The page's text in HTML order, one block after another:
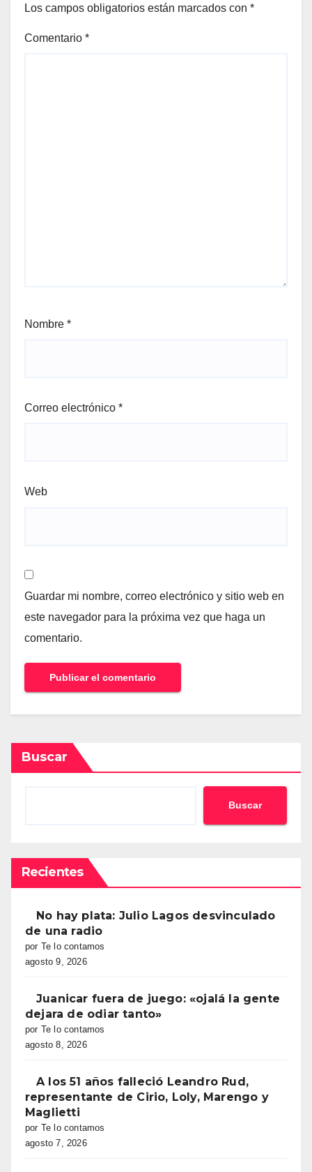
Los campos obligatorios están marcados con *
Comentario *
Nombre *
Correo electrónico *
Web
Guardar mi nombre, correo electrónico y sitio web en
este navegador para la próxima vez que haga un
comentario.
Buscar
Buscar
Recientes
No hay plata: Julio Lagos desvinculado
de una radio
por Te lo contamos
agosto 9, 2026
Juanicar fuera de juego: «ojalá la gente
dejara de odiar tanto»
por Te lo contamos
agosto 8, 2026
A los 51 años falleció Leandro Rud,
representante de Cirio, Loly, Marengo y
Maglietti
por Te lo contamos
agosto 7, 2026